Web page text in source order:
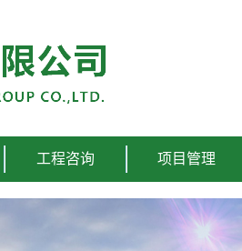
工程咨询 项目管理